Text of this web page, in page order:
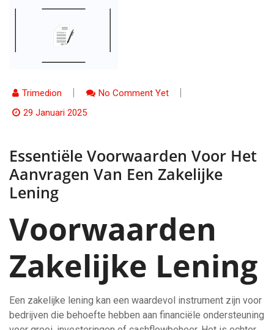
Trimedion
No Comment Yet
29 Januari 2025
Essentiële Voorwaarden Voor Het
Aanvragen Van Een Zakelijke
Lening
Voorwaarden
Zakelijke Lening
Een zakelijke lening kan een waardevol instrument zijn voor
bedrijven die behoefte hebben aan financiële ondersteuning